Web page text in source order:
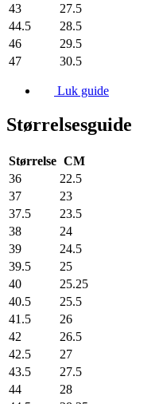
43
27.5
44.5
28.5
46
29.5
47
30.5
Luk guide
Størrelsesguide
Størrelse CM
36
22.5
37
23
37.5
23.5
38
24
39
24.5
39.5
25
40
25.25
40.5
25.5
41.5
26
42
26.5
42.5
27
43.5
27.5
44
28